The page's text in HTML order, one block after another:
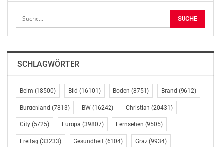
OTS-ORIGINALTEXT PRESSEAUSSENDUNG UNTER
AUSSCHLIESSLICHER INHALTLICHER VERANTWORTUNG
DES AUSSENDERS. www.ots.at
der jeweilige Aussender
Ähnliche Beiträge
SCHLAGWÖRTER
Beim (18500) Bild (16101) Boden (8751) Brand (9612)
Burgenland (7813) BW (16242) Christian (20431)
City (5725) Europa (39807) Fernsehen (9505)
Freitag (33233) Gesundheit (6104) Graz (9934)